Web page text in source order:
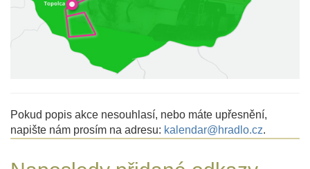
Pokud popis akce nesouhlasí, nebo máte upřesnění,
napište nám prosím na adresu: kalendar@hradlo.cz.